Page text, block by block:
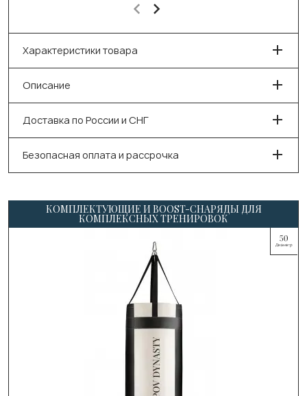
Характеристики товара
Описание
Доставка по России и СНГ
Безопасная оплата и рассрочка
КОМПЛЕКТУЮЩИЕ И BOOST-СНАРЯДЫ ДЛЯ
КОМПЛЕКСНЫХ ТРЕНИРОВОК